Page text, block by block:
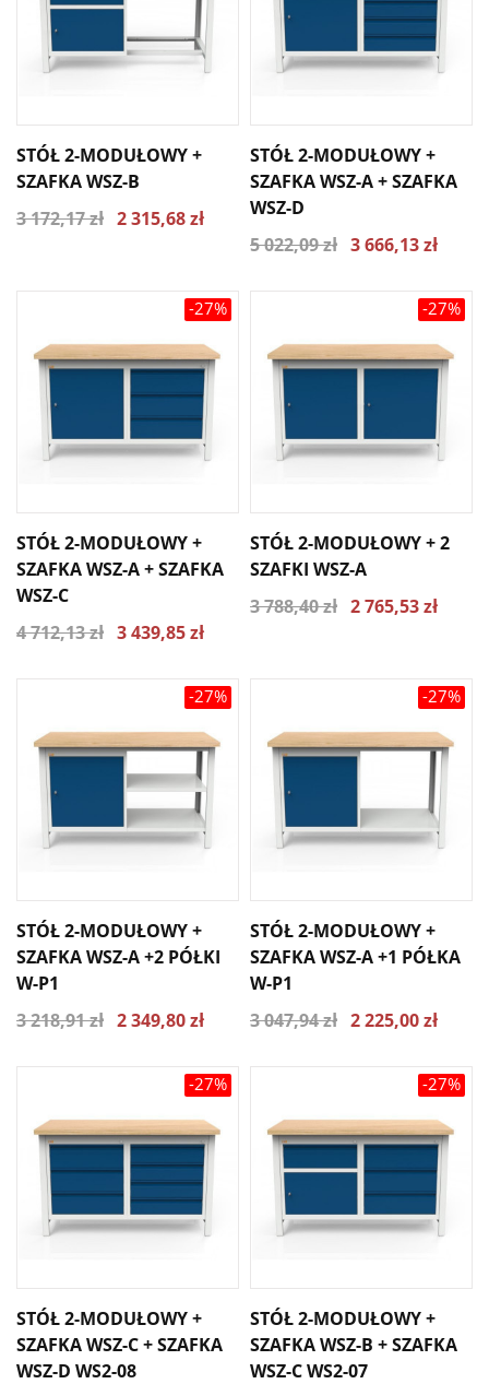
STÓŁ 2-MODUŁOWY +
SZAFKA WSZ-B
3 172,17 zł 2 315,68 zł
STÓŁ 2-MODUŁOWY +
SZAFKA WSZ-A + SZAFKA
WSZ-D
5 022,09 zł 3 666,13 zł
-27%
STÓŁ 2-MODUŁOWY +
SZAFKA WSZ-A + SZAFKA
WSZ-C
4 712,13 zł 3 439,85 zł
-27%
STÓŁ 2-MODUŁOWY + 2
SZAFKI WSZ-A
3 788,40 zł 2 765,53 zł
-27%
STÓŁ 2-MODUŁOWY +
SZAFKA WSZ-A +2 PÓŁKI
W-P1
3 218,91 zł 2 349,80 zł
-27%
STÓŁ 2-MODUŁOWY +
SZAFKA WSZ-A +1 PÓŁKA
W-P1
3 047,94 zł 2 225,00 zł
-27%
STÓŁ 2-MODUŁOWY +
SZAFKA WSZ-C + SZAFKA
WSZ-D WS2-08
-27%
STÓŁ 2-MODUŁOWY +
SZAFKA WSZ-B + SZAFKA
WSZ-C WS2-07